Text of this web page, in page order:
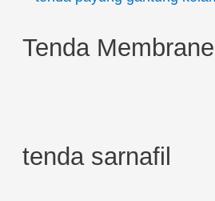
:Tenda Membrane
tenda sarnafil